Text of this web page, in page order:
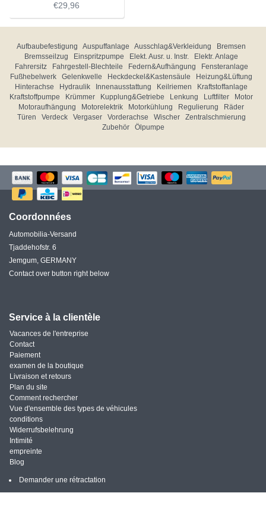
€29,96
Aufbaubefestigung Auspuffanlage Ausschlag&Verkleidung
Bremsen
Bremsseilzug
Einspritzpumpe Elekt. Ausr. u. Instr.
Elektr. Anlage
Fahrersitz
Fahrgestell-Blechteile Federn&Aufhängung
Fensteranlage
Fußhebelwerk
Gelenkwelle Heckdeckel&Kastensäule
Heizung&Lüftung
Hinterachse
Hydraulik Innenausstattung Keilriemen
Kraftstoffanlage
Kraftstoffpumpe
Krümmer Kupplung&Getriebe Lenkung Luftfilter
Motor
Motoraufhängung
Motorelektrik Motorkühlung Regulierung
Räder
Türen
Verdeck Vergaser Vorderachse Wischer
Zentralschmierung
Zubehör
Ölpumpe
Coordonnées
Automobilia-Versand
Tjaddehofstr. 6
Jemgum, GERMANY
Contact over button right below
Service à la clientèle
Vacances de l'entreprise
Contact
Paiement
examen de la boutique
Livraison et retours
Plan du site
Comment rechercher
Vue d'ensemble des types de véhicules
conditions
Widerrufsbelehrung
Intimité
empreinte
Blog
Demander une rétractation